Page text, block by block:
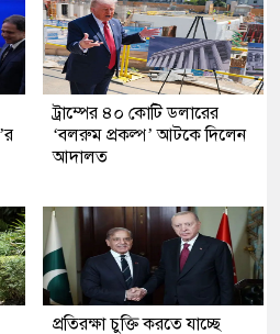
ট্রাম্পের ৪০ কোটি ডলারের
‘বলরুম প্রকল্প’ আটকে দিলেন
আদালত
প্রতিরক্ষা চুক্তি করতে যাচ্ছে